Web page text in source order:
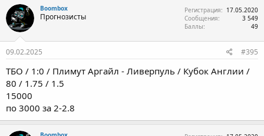
Boombox
Прогнозисты
Регистрация
17.05.2020
Сообщения
3 549
Баллы
49
09.02.2025 #395
ТБО / 1:0 / Плимут Аргайл - Ливерпуль / Кубок Англии /
80 / 1.75 / 1.5
15000
по 3000 за 2-2.8